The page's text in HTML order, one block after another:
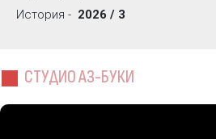
История - 2026 / 3
СТУДИО АЗ-БУКИ